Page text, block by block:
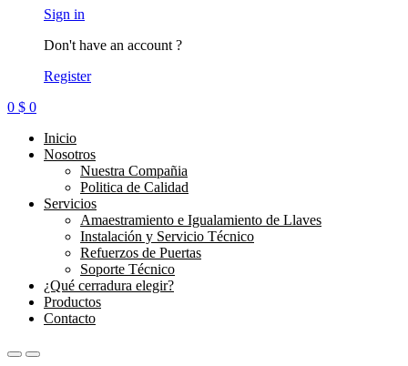
Sign in
Don't have an account ?
Register
0 $ 0
Inicio
Nosotros
Nuestra Compañia
Politica de Calidad
Servicios
Amaestramiento e Igualamiento de Llaves
Instalación y Servicio Técnico
Refuerzos de Puertas
Soporte Técnico
¿Qué cerradura elegir?
Productos
Contacto